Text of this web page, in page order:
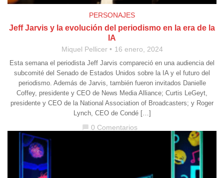
PERSONAJES
Jeff Jarvis y la evolución del periodismo en la era de la
IA
Miquel Pellicer 16 enero, 2024
Esta semana el periodista Jeff Jarvis compareció en una audiencia del
subcomité del Senado de Estados Unidos sobre la IA y el futuro del
periodismo. Además de Jarvis, también fueron invitados Danielle
Coffey, presidente y CEO de News Media Alliance; Curtis LeGeyt,
presidente y CEO de la National Association of Broadcasters; y Roger
Lynch, CEO de Condé […]
chat_bubble 0 Comentarios